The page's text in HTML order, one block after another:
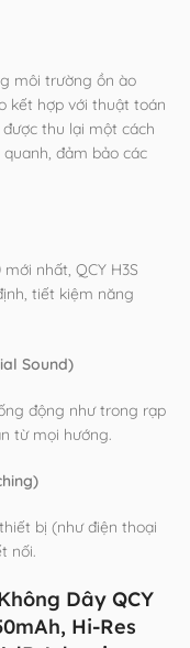
môi trường ồn ào
kết hợp với thuật toán
thu lại một cách
đảm bảo các
nhất, QCY H3S
tiết kiệm năng
Sound)
động như trong rạp
từ mọi hướng.
bị (như điện thoại
nối.
Dây QCY
Hi-Res